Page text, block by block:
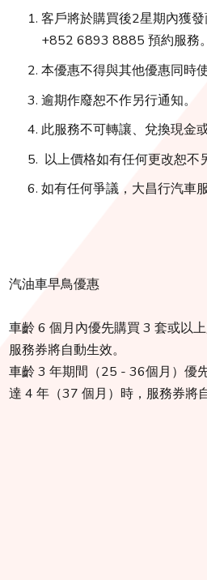
客戶將於購買後2星期內獲
+852 6893 8885 預約服務。
本優惠不得與其他優惠同時使
逾期作廢恕不作另行通知。
此服務不可轉讓、兌換現金或
以上價格如有任何更改恕不
如有任何爭議，大昌行汽車
汽油車早鳥優惠
車齡 6 個月內優先購買 3 套或以
服務券將自動生效。
車齡 3 年期間（25 - 36個月）優
達 4 年（37 個月）時，服務券將